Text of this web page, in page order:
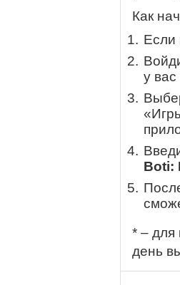
Как
Если
у вас
Boti:
* – для
день